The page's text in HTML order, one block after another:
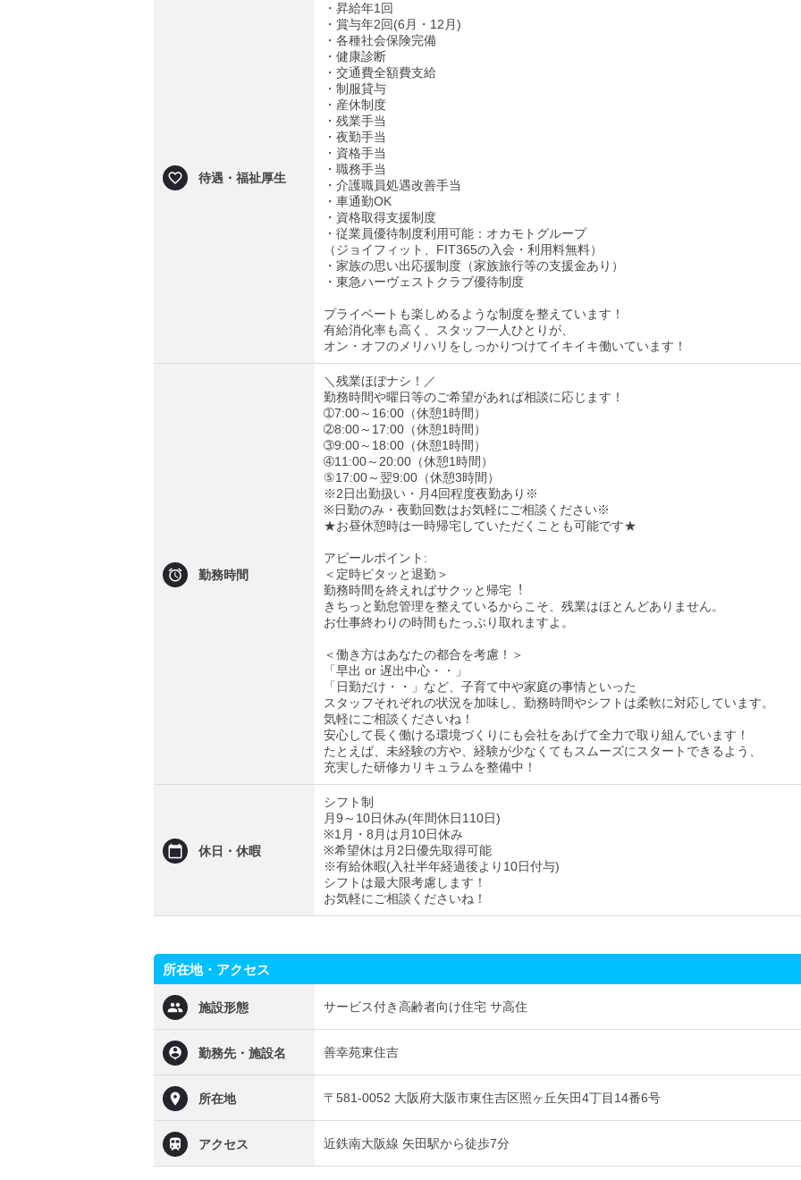
待遇・福祉厚生
・昇給年1回
・賞与年2回(6月・12月)
・各種社会保険完備
・健康診断
・交通費全額費支給
・制服貸与
・産休制度
・残業手当
・夜勤手当
・資格手当
・職務手当
・介護職員処遇改善手当
・車通勤OK
・資格取得支援制度
・従業員優待制度利用可能：オカモトグループ
（ジョイフィット、FIT365の入会・利用料無料）
・家族の思い出応援制度（家族旅行等の支援金あり）
・東急ハーヴェストクラブ優待制度
プライベートも楽しめるような制度を整えています！
有給消化率も高く、スタッフ一人ひとりが、
オン・オフのメリハリをしっかりつけてイキイキ働いています！
勤務時間
＼残業ほぼナシ！／
勤務時間や曜日等のご希望があれば相談に応じます！
➀7:00～16:00（休憩1時間）
➁8:00～17:00（休憩1時間）
➂9:00～18:00（休憩1時間）
➃11:00～20:00（休憩1時間）
⑤17:00～翌9:00（休憩3時間）
※2日出勤扱い・月4回程度夜勤あり※
※日勤のみ・夜勤回数はお気軽にご相談ください※
★お昼休憩時は一時帰宅していただくことも可能です★
アピールポイント:
＜定時ピタッと退勤＞
勤務時間を終えればサクッと帰宅︕
きちっと勤怠管理を整えているからこそ、残業はほとんどありません。
お仕事終わりの時間もたっぷり取れますよ。
＜働き方はあなたの都合を考慮！＞
「早出 or 遅出中心・・」
「日勤だけ・・」など、子育て中や家庭の事情といった
スタッフそれぞれの状況を加味し、勤務時間やシフトは柔軟に対応しています。
気軽にご相談くださいね！
安心して長く働ける環境づくりにも会社をあげて全力で取り組んでいます！
たとえば、未経験の方や、経験が少なくてもスムーズにスタートできるよう、
充実した研修カリキュラムを整備中！
休日・休暇
シフト制
月9～10日休み(年間休日110日)
※1月・8月は月10日休み
※希望休は月2日優先取得可能
※有給休暇(入社半年経過後より10日付与)
シフトは最大限考慮します！
お気軽にご相談くださいね！
所在地・アクセス
施設形態 サービス付き高齢者向け住宅 サ高住
勤務先・施設名 善幸苑東住吉
所在地 〒581-0052 大阪府大阪市東住吉区照ヶ丘矢田4丁目14番6号
アクセス 近鉄南大阪線 矢田駅から徒歩7分